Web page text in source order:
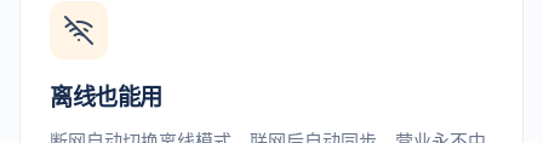
离线也能用